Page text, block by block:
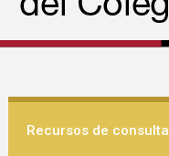
Recursos de consulta